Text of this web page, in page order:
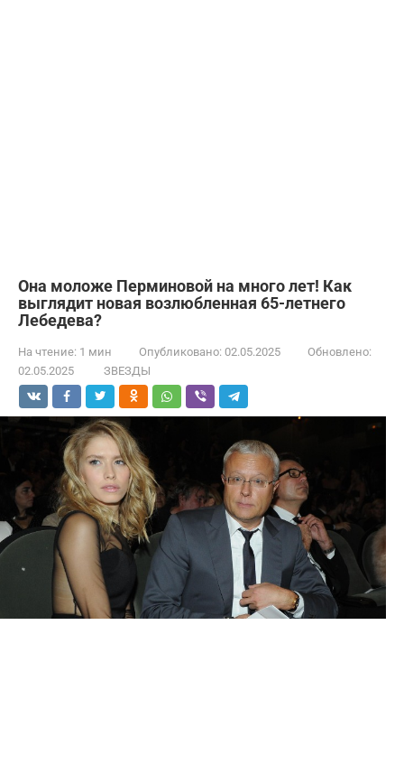
Она моложе Перминовой на много лет! Как
выглядит новая возлюбленная 65-летнего
Лебедева?
На чтение: 1 мин Опубликовано: 02.05.2025
Обновлено:
02.05.2025
ЗВЕЗДЫ